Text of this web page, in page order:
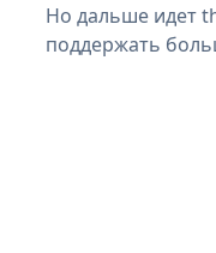
Но дальше идет
поддержать